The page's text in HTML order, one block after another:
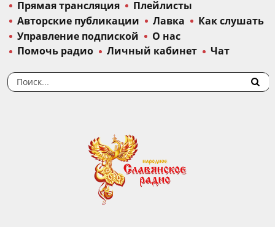
Прямая трансляция
Плейлисты
Авторские публикации
Лавка
Как слушать
Управление подпиской
О нас
Помочь радио
Личный кабинет Чат